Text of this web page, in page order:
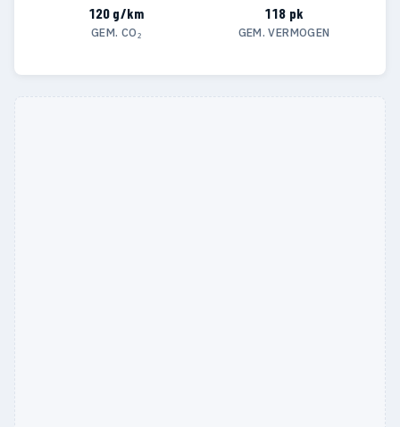
120 g/km
GEM. CO₂
118 pk
GEM. VERMOGEN